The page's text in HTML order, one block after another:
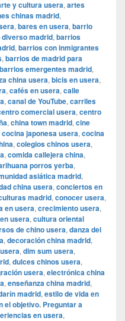
y cultura usera, artes
chinas madrid,
, bares en usera, barrio
madrid, barrios
, barrios con inmigrantes
, barrios de madrid para
barrios emergentes madrid,
china usera, bicis en usera,
, cafés en usera, calle
, canal de YouTube, carriles
comercial usera, centro
, china town madrid, cine
cocina japonesa usera, cocina
, colegios chinos usera,
, comida callejera china,
porros yerba,
asiática madrid,
china usera, conciertos en
madrid, conocer usera,
en usera, crecimiento usera,
usera, cultura oriental
de chino usera, danza del
, decoración china madrid,
, dim sum usera,
, dulces chinos usera,
usera, electrónica china
, enseñanza china madrid,
madrid, estilo de vida en
el objetivo. Preguntar a
en usera,